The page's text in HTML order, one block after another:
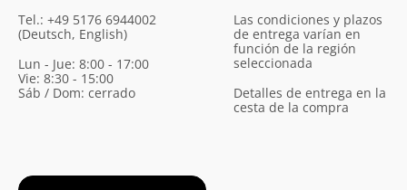
Tel.: +49 5176 6944002
(Deutsch, English)
Lun - Jue: 8:00 - 17:00
Vie: 8:30 - 15:00
Sáb / Dom: cerrado
Las condiciones y plazos
de entrega varían en
función de la región
seleccionada
Detalles de entrega en la
cesta de la compra